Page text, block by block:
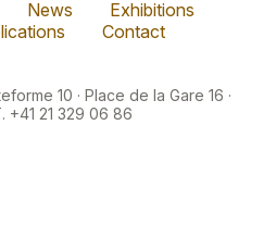
News
Exhibitions
Contact
10 · Place de la Gare 16 ·
+41 21 329 06 86